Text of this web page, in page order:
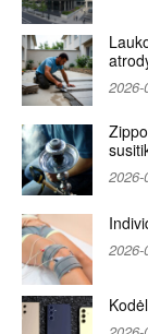
2026-
2026-
2026-